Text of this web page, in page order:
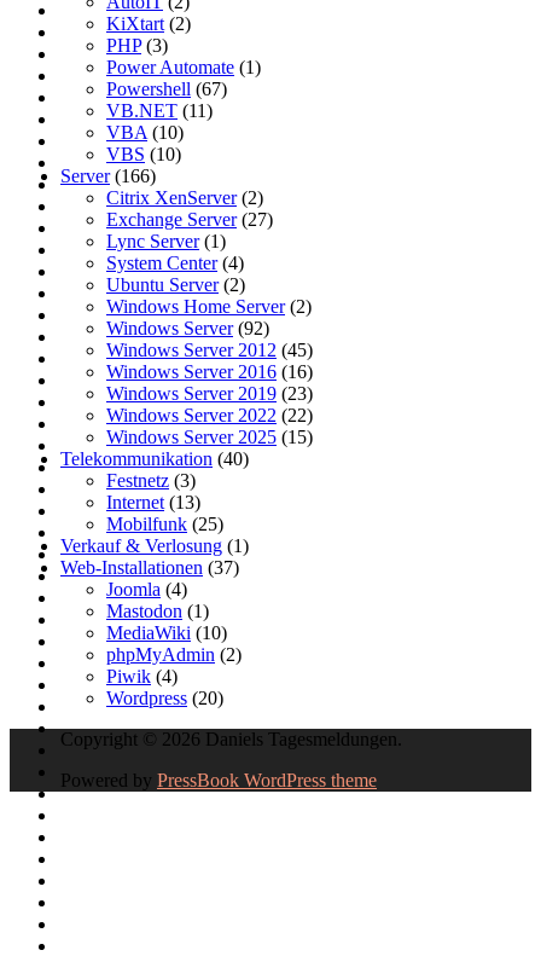
KiXtart (2)
PHP(3)
Power Automate (1)
Powershell (67)
VB.NET (11)
VBA (10)
VBS (10)
Server(166)
Citrix XenServer(2)
Exchange Server(27)
Lync Server(1)
System Center(4)
Ubuntu Server(2)
Windows Home Server(2)
Windows Server(92)
Windows Server 2012 (45)
Windows Server 2016 (16)
Windows Server 2019 (23)
Windows Server 2022 (22)
Windows Server 2025 (15)
Telekommunikation (40)
Festnetz (3)
Internet (13)
Mobilfunk (25)
Verkauf & Verlosung (1)
Web-Installationen (37)
Joomla (4)
Mastodon (1)
MediaWiki (10)
phpMyAdmin (2)
Piwik (4)
Wordpress (20)
Copyright © 2026 Daniels Tagesmeldungen.
Powered by PressBook WordPress theme